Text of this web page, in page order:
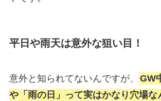
平日や雨天は意外な狙い目！
意外と知られてないんですが、 GW
や「雨の日」って実はかなり穴場な